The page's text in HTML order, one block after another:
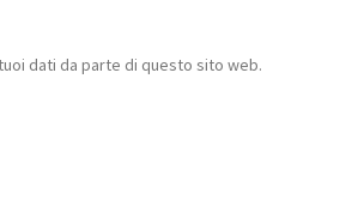
dati da parte di questo sito web.